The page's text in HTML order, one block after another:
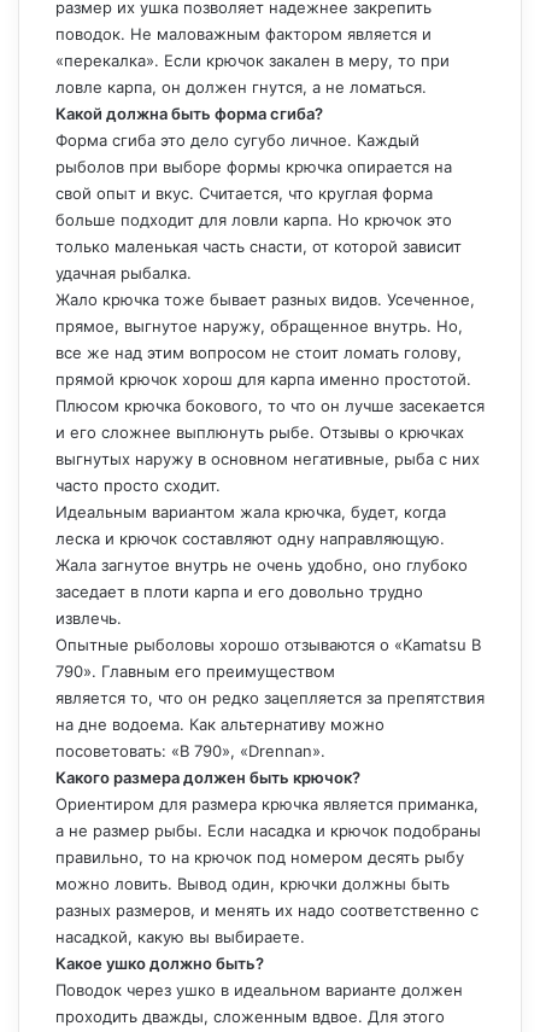
размер их ушка позволяет надежнее закрепить
поводок. Не маловажным фактором является и
«перекалка». Если крючок закален в меру, то при
ловле карпа, он должен гнутся, а не ломаться.
Какой должна быть форма сгиба?
Форма сгиба это дело сугубо личное. Каждый
рыболов при выборе формы крючка опирается на
свой опыт и вкус. Считается, что круглая форма
больше подходит для ловли карпа. Но крючок это
только маленькая часть снасти, от которой зависит
удачная рыбалка.
Жало крючка тоже бывает разных видов. Усеченное,
прямое, выгнутое наружу, обращенное внутрь. Но,
все же над этим вопросом не стоит ломать голову,
прямой крючок хорош для карпа именно простотой.
Плюсом крючка бокового, то что он лучше засекается
и его сложнее выплюнуть рыбе. Отзывы о крючках
выгнутых наружу в основном негативные, рыба с них
часто просто сходит.
Идеальным вариантом жала крючка, будет, когда
леска и крючок составляют одну направляющую.
Жала загнутое внутрь не очень удобно, оно глубоко
заседает в плоти карпа и его довольно трудно
извлечь.
Опытные рыболовы хорошо отзываются о «Kamatsu B
790». Главным его преимуществом
является то, что он редко зацепляется за препятствия
на дне водоема. Как альтернативу можно
посоветовать: «B 790», «Drennan».
Какого размера должен быть крючок?
Ориентиром для размера крючка является приманка,
а не размер рыбы. Если насадка и крючок подобраны
правильно, то на крючок под номером десять рыбу
можно ловить. Вывод один, крючки должны быть
разных размеров, и менять их надо соответственно с
насадкой, какую вы выбираете.
Какое ушко должно быть?
Поводок через ушко в идеальном варианте должен
проходить дважды, сложенным вдвое. Для этого